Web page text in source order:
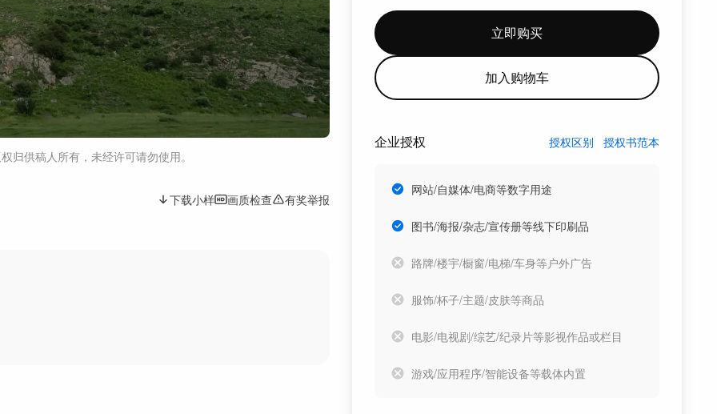
归供稿人所有，未经许可请勿使用。
下载小样 画质检查 有奖举报
立即购买
加入购物车
企业授权 授权区别 授权书范本
网站/自媒体/电商等数字用途
图书/海报/杂志/宣传册等线下印刷品
路牌/楼宇/橱窗/电梯/车身等户外广告
服饰/杯子/主题/皮肤等商品
电影/电视剧/综艺/纪录片等影视作品或栏目
游戏/应用程序/智能设备等载体内置